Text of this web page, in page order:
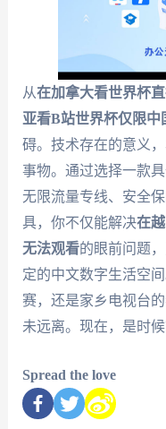
从在加拿大看世界杯
亚看B站世界杯仅限中
碍。技术存在的意义
事物。通过选择一款
无限流量专线、安全
具，你不仅能解决在
无法观看的眼前问题
定的中文数字生活空
赛，还是家乡电视台
未远离。现在，是时候
Spread the love